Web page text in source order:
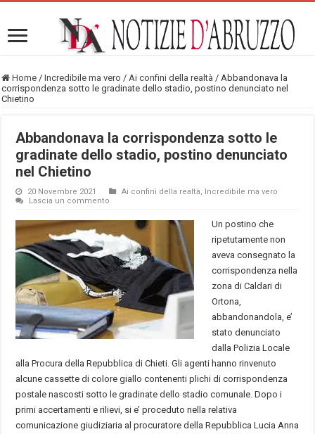
Home / Incredibile ma vero / Ai confini della realtà / Abbandonava la
corrispondenza sotto le gradinate dello stadio, postino denunciato nel
Chietino
Abbandonava la corrispondenza sotto le
gradinate dello stadio, postino denunciato
nel Chietino
20 Novembre 2021 Ai confini della realtà, Incredibile ma vero
Lascia un commento
Un postino che
ripetutamente non
aveva consegnato la
corrispondenza nella
zona di Caldari di
Ortona,
abbandonandola, e’
stato denunciato
dalla Polizia Locale
alla Procura della Repubblica di Chieti. Gli agenti hanno rinvenuto
alcune cassette di colore giallo contenenti plichi di corrispondenza
postale nascosti sotto le gradinate dello stadio comunale. Dopo i
primi accertamenti e rilievi, si e’ proceduto nella relativa
comunicazione giudiziaria al procuratore della Repubblica Lucia Anna